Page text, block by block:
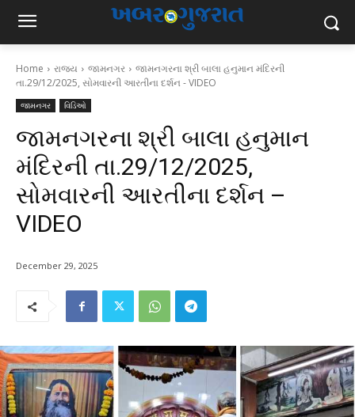
Home રાજ્ય જામનગર
જામનગરના શ્રી બાલા હનુમાન મંદિરની
તા.29/12/2025, સોમવારની આરતીના દર્શન - VIDEO
જામનગર વિડિઓ
જામનગરના શ્રી બાલા હનુમાન
મંદિરની તા.29/12/2025,
સોમવારની આરતીના દર્શન –
VIDEO
December 29, 2025